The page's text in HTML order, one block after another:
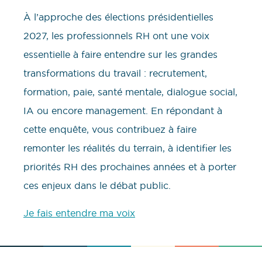
À l’approche des élections présidentielles
2027, les professionnels RH ont une voix
essentielle à faire entendre sur les grandes
transformations du travail : recrutement,
formation, paie, santé mentale, dialogue social,
IA ou encore management. En répondant à
cette enquête, vous contribuez à faire
remonter les réalités du terrain, à identifier les
priorités RH des prochaines années et à porter
ces enjeux dans le débat public.
Je fais entendre ma voix